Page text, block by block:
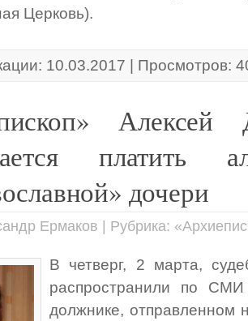
Церковь).
10.03.2017 | Просмотров:
платить
дочери
Ермаков | Рубрика:
В четверг, 2 марта,
распространили по
должнике, отправленном